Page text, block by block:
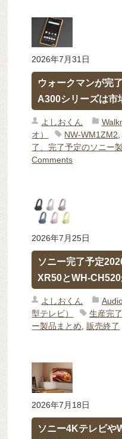
2026年7月31日
ウォークマンが完
A300シリーズは市
よしおくん
オ）
NW-WM1ZM2,
了、完了予定のソニー
Comments
2026年7月25日
ソニー完了予定
XR50とWH-
よしおくん
型テレビ）
生産完了
ー製品まとめ,販売終了
2026年7月18日
ソニー4Kテレビや